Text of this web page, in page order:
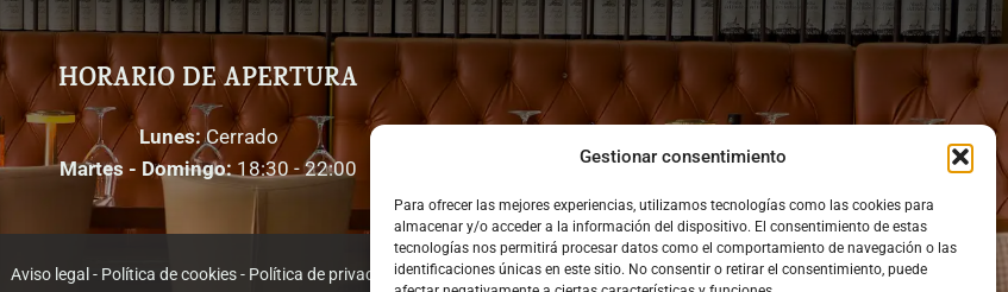
Gestionar consentimiento
Para ofrecer las mejores experiencias, utilizamos tecnologías como las cookies para
almacenar y/o acceder a la información del dispositivo. El consentimiento de estas
tecnologías nos permitirá procesar datos como el comportamiento de navegación o las
identificaciones únicas en este sitio. No consentir o retirar el consentimiento, puede
HORARIO DE APERTURA
Lunes:Cerrado
Martes - Domingo:18:30 - 22:00
Aviso legal - Política de cookies- Política de privacidad